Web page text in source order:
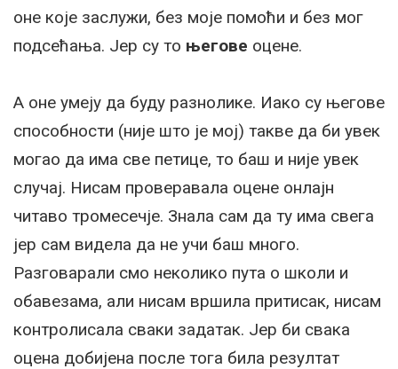
оне које заслужи, без моје помоћи и без мог
подсећања. Јер су то његове оцене.
А оне умеју да буду разнолике. Иако су његове
способности (није што је мој) такве да би увек
могао да има све петице, то баш и није увек
случај. Нисам проверавала оцене онлајн
читаво тромесечје. Знала сам да ту има свега
јер сам видела да не учи баш много.
Разговарали смо неколико пута о школи и
обавезама, али нисам вршила притисак, нисам
контролисала сваки задатак. Јер би свака
оцена добијена после тога била резултат